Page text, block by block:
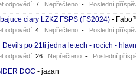
odpovědí: 7Nepřečteno: -Poslední
ciary LZKZ FSPS (FS2024)-
odpovědí: 4Nepřečteno: -Poslední
Devils po 21ti jedna letech - rocích -
odpovědí: 26Nepřečteno: -Poslední
DOC - jazan